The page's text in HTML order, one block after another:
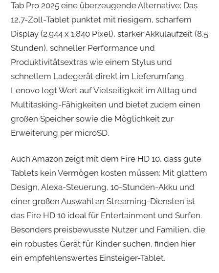
Tab Pro 2025 eine überzeugende Alternative: Das
12,7-Zoll-Tablet punktet mit riesigem, scharfem
Display (2.944 x 1.840 Pixel), starker Akkulaufzeit (8,5
Stunden), schneller Performance und
Produktivitätsextras wie einem Stylus und
schnellem Ladegerät direkt im Lieferumfang.
Lenovo legt Wert auf Vielseitigkeit im Alltag und
Multitasking-Fähigkeiten und bietet zudem einen
großen Speicher sowie die Möglichkeit zur
Erweiterung per microSD.
Auch Amazon zeigt mit dem Fire HD 10, dass gute
Tablets kein Vermögen kosten müssen: Mit glattem
Design, Alexa-Steuerung, 10-Stunden-Akku und
einer großen Auswahl an Streaming-Diensten ist
das Fire HD 10 ideal für Entertainment und Surfen.
Besonders preisbewusste Nutzer und Familien, die
ein robustes Gerät für Kinder suchen, finden hier
ein empfehlenswertes Einsteiger-Tablet.